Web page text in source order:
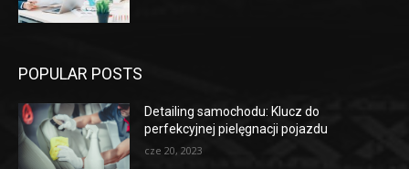
POPULAR POSTS
Detailing samochodu: Klucz do
perfekcyjnej pielęgnacji pojazdu
cze 20, 2023